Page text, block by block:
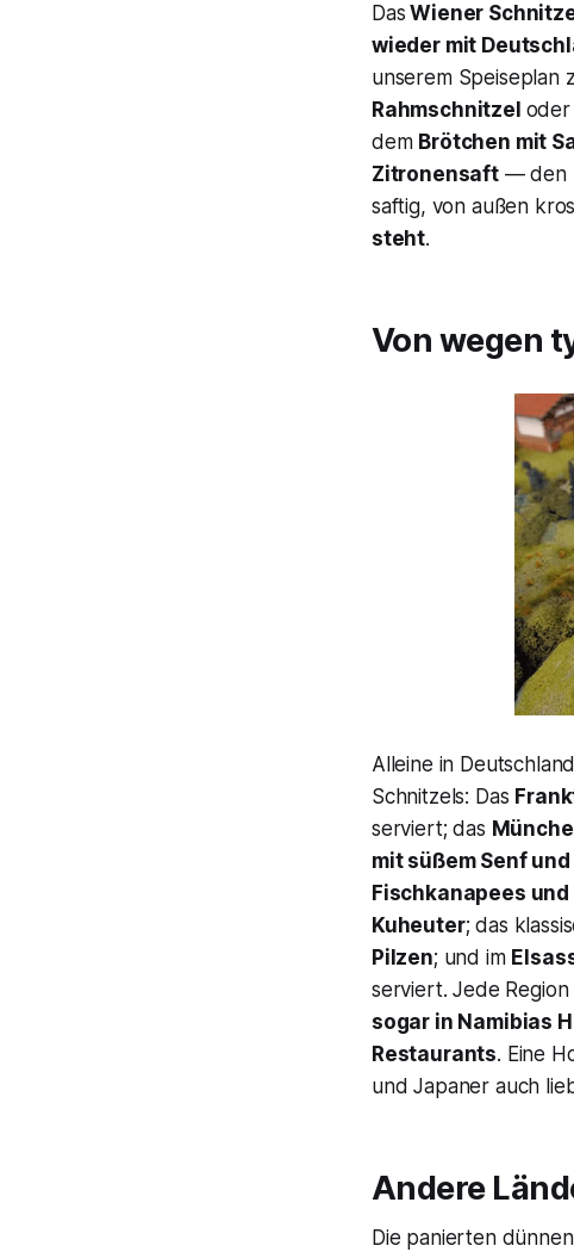
Das Wiener
wieder mit
unserem Speiseplan
Rahmschnitzel oder
dem Brötchen mit
Zitronensaft— den
saftig, von außen
steht.
Von wegen
Alleine in
Schnitzels: Das
serviert; das
mit süßem Senf
Fischkanapees
Kuheuter; das
Pilzen; und im
serviert. Jede
sogar in Namibias
Restaurants. Eine
und Japaner auch
Andere
Die panierten